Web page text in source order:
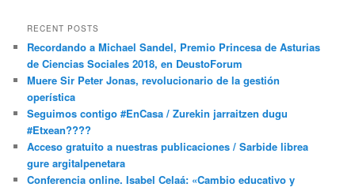
RECENT POSTS
Recordando a Michael Sandel, Premio Princesa de Asturias
de Ciencias Sociales 2018, en DeustoForum
Muere Sir Peter Jonas, revolucionario de la gestión
operística
Seguimos contigo #EnCasa / Zurekin jarraitzen dugu
#Etxean????
Acceso gratuito a nuestras publicaciones / Sarbide librea
gure argitalpenetara
Conferencia online. Isabel Celaá: «Cambio educativo y